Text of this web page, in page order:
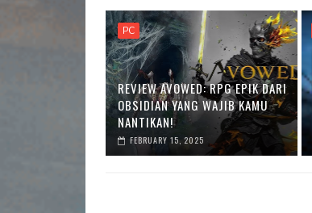
PC
REVIEW AVOWED: RPG EPIK DARI
OBSIDIAN YANG WAJIB KAMU
NANTIKAN!
FEBRUARY 15, 2025